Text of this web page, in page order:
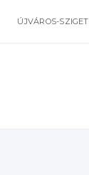
ÚJVÁROS-SZIGET